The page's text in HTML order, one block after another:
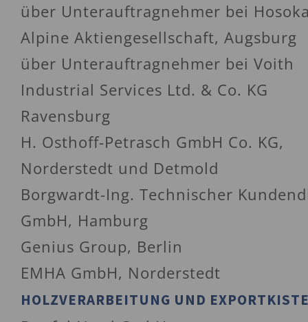
über Unterauftragnehmer bei
Alpine Aktiengesellschaft, Augsburg
über Unterauftragnehmer bei Voith
Industrial Services Ltd. & Co. KG
Ravensburg
H. Osthoff-Petrasch GmbH Co. KG,
Norderstedt und Detmold
Borgwardt-Ing. Technischer
GmbH, Hamburg
Genius Group, Berlin
EMHA GmbH, Norderstedt
HOLZVERARBEITUNG UND